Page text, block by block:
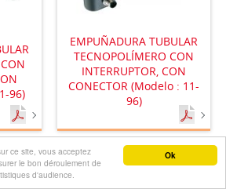
Ok
ce site, vous acceptez
le bon déroulement de
d'audience.
96)
EMPUÑADURA TUBULAR
TECNOPOLÍMERO CON
INTERRUPTOR, CON
CONECTOR (Modelo : 11-
96)